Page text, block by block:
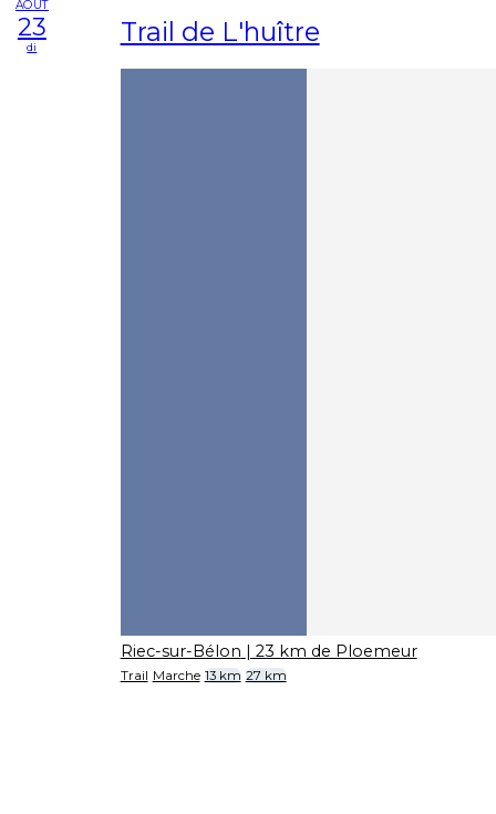
AOÛT
23
di Trail de L'huître
Riec-sur-Bélon | 23 km de Ploemeur
Trail Marche 13 km 27 km